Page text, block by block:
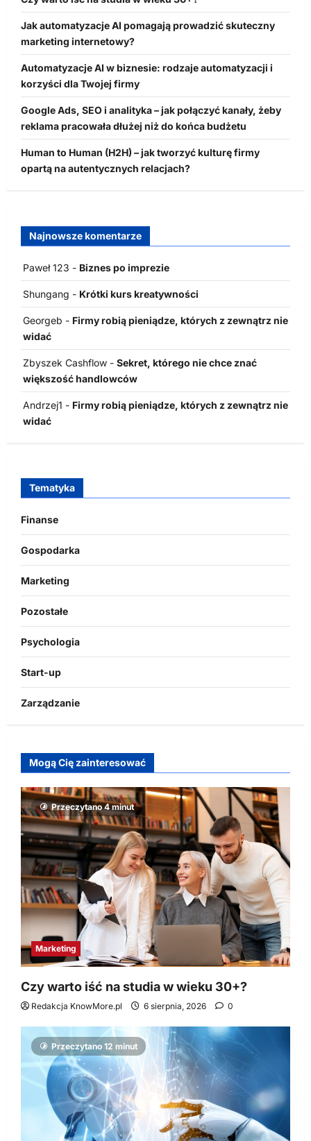
Jak automatyzacje AI pomagają prowadzić skuteczny
marketing internetowy?
Automatyzacje AI w biznesie: rodzaje automatyzacji i
korzyści dla Twojej firmy
Google Ads, SEO i analityka – jak połączyć kanały, żeby
reklama pracowała dłużej niż do końca budżetu
Human to Human (H2H) – jak tworzyć kulturę firmy
opartą na autentycznych relacjach?
Najnowsze komentarze
Paweł 123 - Biznes po imprezie
Shungang - Krótki kurs kreatywności
Georgeb - Firmy robią pieniądze, których z zewnątrz nie
widać
Zbyszek Cashflow - Sekret, którego nie chce znać
większość handlowców
Andrzej1 - Firmy robią pieniądze, których z zewnątrz nie
widać
Tematyka
Finanse
Gospodarka
Marketing
Pozostałe
Psychologia
Start-up
Zarządzanie
Mogą Cię zainteresować
Przeczytano 4 minut
Marketing
Czy warto iść na studia w wieku 30+?
Redakcja KnowMore.pl 6 sierpnia, 2026 0
Przeczytano 12 minut